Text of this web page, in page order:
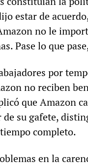
estar de
no le
Pase lo que
por
no reciben
que Amazon
de su gafete,
completo.
en la